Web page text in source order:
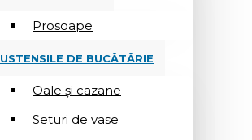
Prosoape
USTENSILE DE BUCĂTĂRIE
Oale și cazane
Seturi de vase